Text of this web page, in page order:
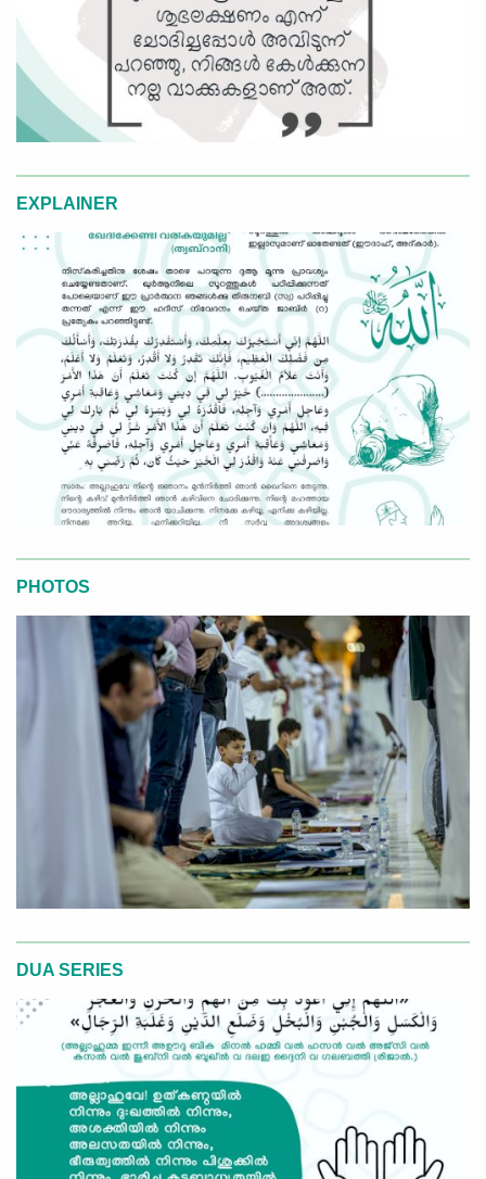
EXPLAINER
PHOTOS
DUA SERIES